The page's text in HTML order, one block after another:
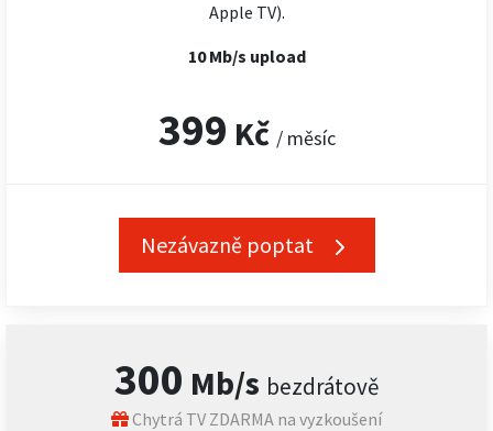
Apple TV).
10 Mb/s upload
399 Kč / měsíc
Nezávazně poptat
300 Mb/s bezdrátově
Chytrá TV ZDARMA na vyzkoušení